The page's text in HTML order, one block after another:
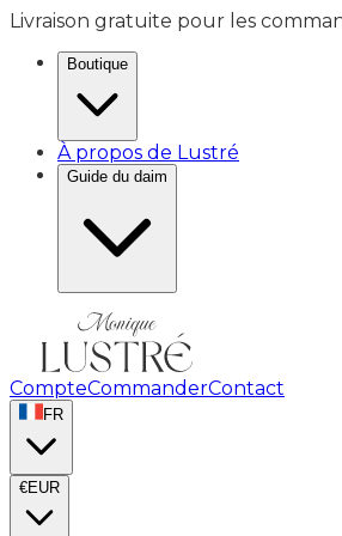
Livraison gratuite pour les
Boutique
À propos de Lustré
Guide du daim
CompteCommanderContact
FR
€EUR